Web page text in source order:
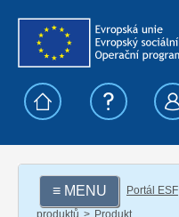
≡ MENU Portál ESF
produktů
Produkt